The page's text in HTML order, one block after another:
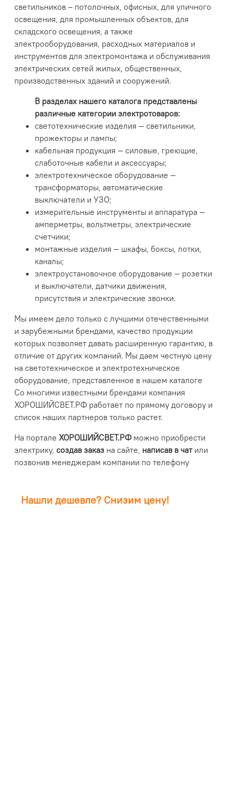
светильников – потолочных, офисных, для уличного
освещения, для промышленных объектов, для
складского освещения, а также
электрооборудования, расходных материалов и
инструментов для электромонтажа и обслуживания
электрических сетей жилых, общественных,
производственных зданий и сооружений.
В разделах нашего каталога представлены
различные категории электротоваров:
светотехнические изделия — светильники,
прожекторы и лампы;
кабельная продукция — силовые, греющие,
слаботочные кабели и аксессуары;
электротехническое оборудование —
трансформаторы, автоматические
выключатели и УЗО;
измерительные инструменты и аппаратура —
амперметры, вольтметры, электрические
счетчики;
монтажные изделия — шкафы, боксы, лотки,
каналы;
электроустановочное оборудование — розетки
и выключатели, датчики движения,
присутствия и электрические звонки.
Мы имеем дело только с лучшими отечественными
и зарубежными брендами, качество продукции
которых позволяет давать расширенную гарантию, в
отличие от других компаний. Мы даем честную цену
на светотехническое и электротехническое
оборудование, представленное в нашем каталоге
Со многими известными брендами компания
ХОРОШИЙСВЕТ.РФ работает по прямому договору и
список наших партнеров только растет.
На порталеХОРОШИЙСВЕТ.РФможно приобрести
электрику,создав заказ на сайте, написав в чатили
позвонив менеджерам компании по телефону
Нашли дешевле? Снизим цену!